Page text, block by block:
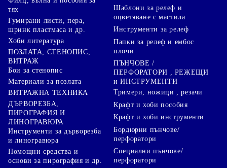
тях
Гумирани листи, пера,
шринк пластмаса и др.
Хоби литература
ПОЗЛАТА, СТЕНОПИС,
ВИТРАЖ
Бои за стенопис
Материали за позлата
ВИТРАЖНА ТЕХНИКА
ДЪРВОРЕЗБА,
ПИРОГРАФИЯ И
ЛИНОГРАВЮРА
Инструменти за дърворезба
и линогравюра
Помощни средства и
основи за пирография и др.
Шаблони за релеф и
оцветяване с мастила
Инструменти за релеф
Папки за релеф и ембос
плочи
ПЪНЧОВЕ /
ПЕРФОРАТОРИ , РЕЖЕЩИ
и ИНСТРУМЕНТИ
Тримери, ножици , резачи
Крафт и хоби пособия
Крафт и хоби инструменти
Бордюрни пънчове/
перфоратори
Специални пънчове/
перфоратори